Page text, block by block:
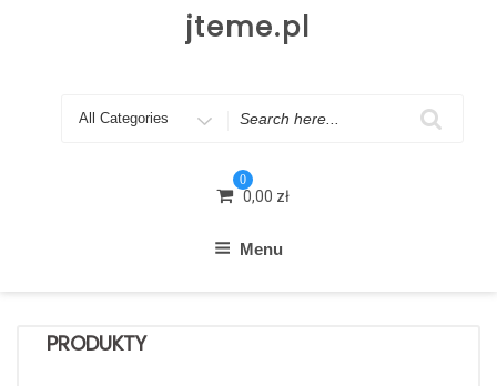
jteme.pl
Search
0
0,00 zł
Menu
PRODUKTY